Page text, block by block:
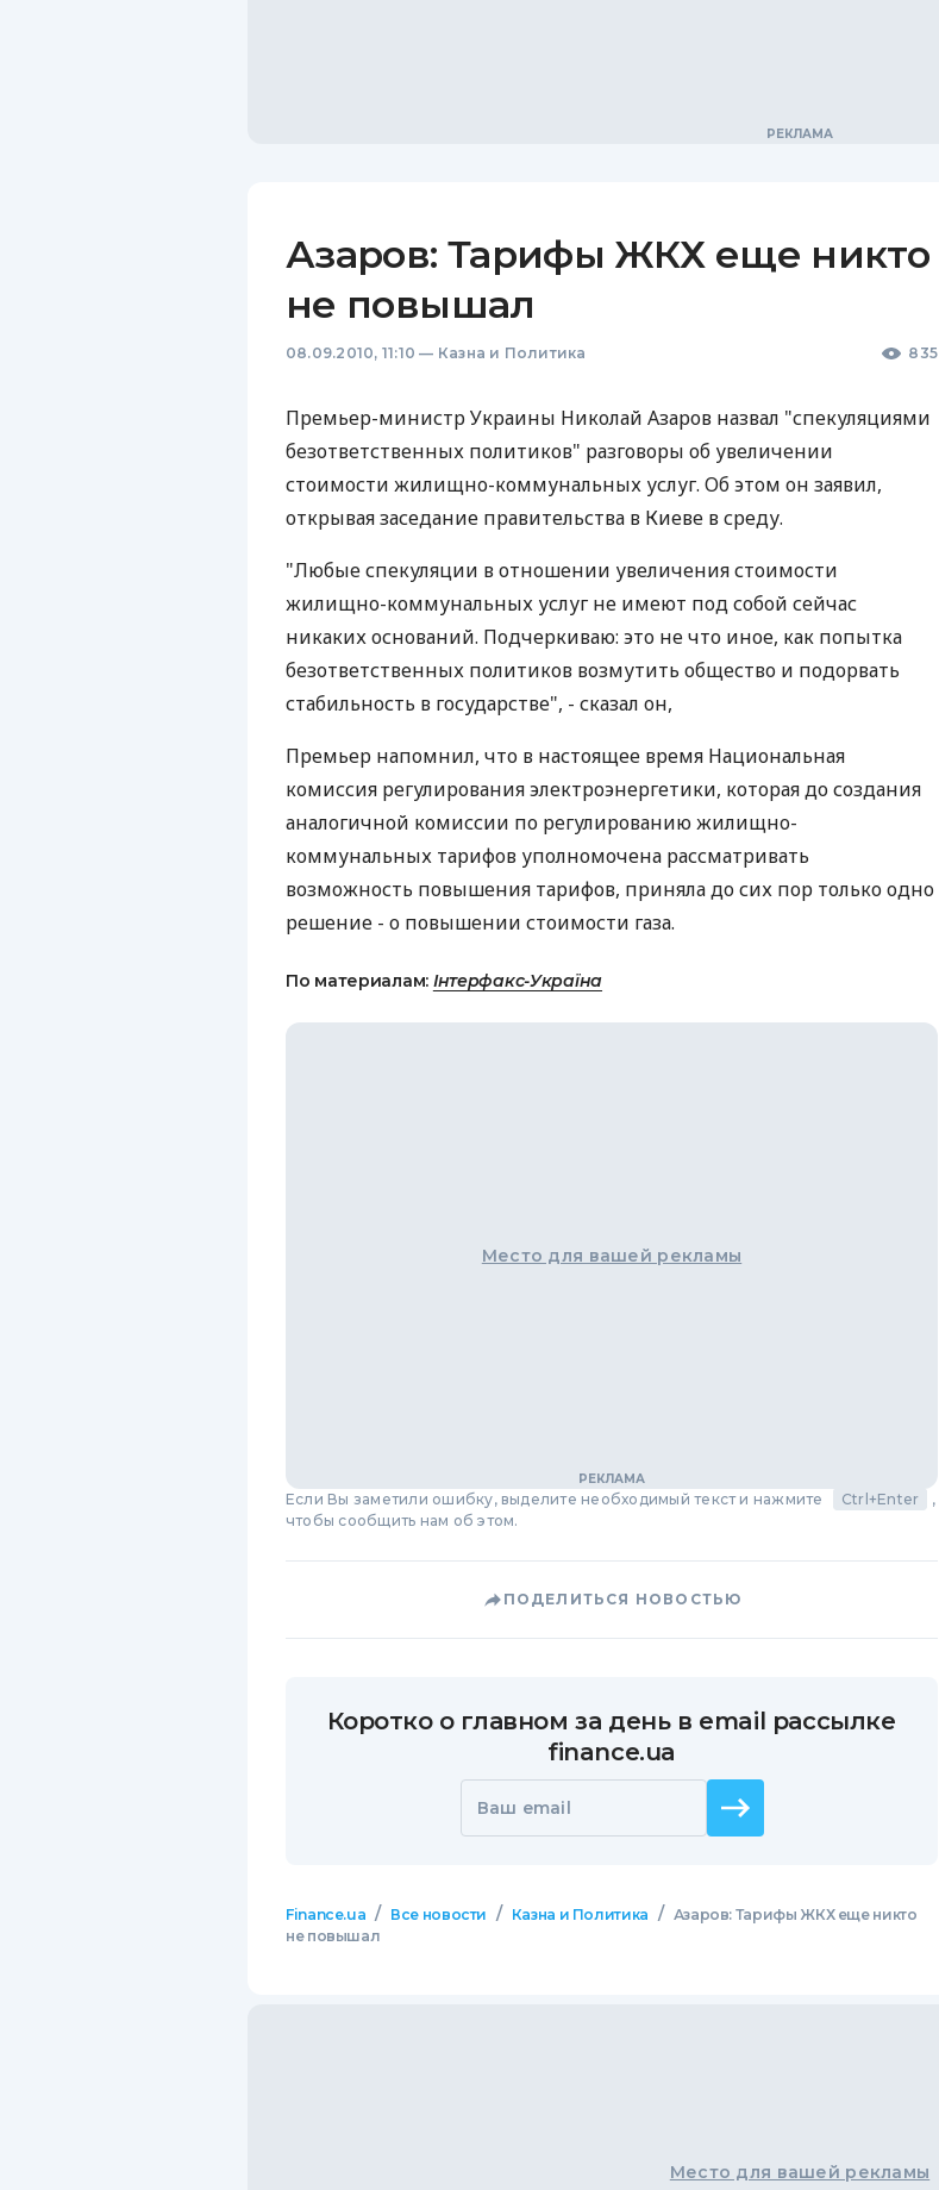
Азаров: Тарифы ЖКХ еще никто
не повышал
08.09.2010, 11:10 — Казна и Политика 835
Премьер-министр Украины Николай Азаров назвал "спекуляциями
безответственных политиков" разговоры об увеличении
стоимости жилищно-коммунальных услуг. Об этом он заявил,
открывая заседание правительства в Киеве в среду.
"Любые спекуляции в отношении увеличения стоимости
жилищно-коммунальных услуг не имеют под собой сейчас
никаких оснований. Подчеркиваю: это не что иное, как попытка
безответственных политиков возмутить общество и подорвать
стабильность в государстве", - сказал он,
Премьер напомнил, что в настоящее время Национальная
комиссия регулирования электроэнергетики, которая до создания
аналогичной комиссии по регулированию жилищно-
коммунальных тарифов уполномочена рассматривать
возможность повышения тарифов, приняла до сих пор только одно
решение - о повышении стоимости газа.
По материалам: Інтерфакс-Україна
Место для вашей рекламы
Если Вы заметили ошибку, выделите необходимый текст и нажмите Ctrl+Enter
,
чтобы сообщить нам об этом.
ПОДЕЛИТЬСЯ НОВОСТЬЮ
Коротко о главном за день в email рассылке
finance.ua
Ваш email
Finance.ua / Все новости / Казна и Политика / Азаров: Тарифы ЖКХ еще никто
не повышал
Место для вашей рекламы